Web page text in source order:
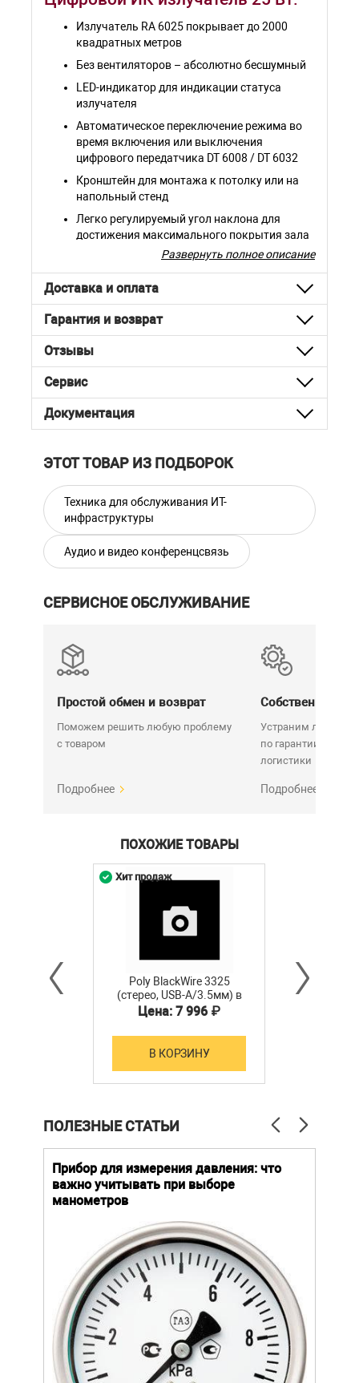
Излучатель RA 6025 покрывает до 2000
квадратных метров
Без вентиляторов – абсолютно бесшумный
LED-индикатор для индикации статуса
излучателя
Автоматическое переключение режима во
время включения или выключения
цифрового передатчика DT 6008 / DT 6032
Кронштейн для монтажа к потолку или на
напольный стенд
Легко регулируемый угол наклона для
достижения максимального покрытия зала
Развернуть полное описание
Доставка и оплата
Гарантия и возврат
Отзывы
Сервис
Документация
ЭТОТ ТОВАР ИЗ ПОДБОРОК
Техника для обслуживания ИТ-
инфраструктуры
Аудио и видео конференцсвязь
СЕРВИСНОЕ ОБСЛУЖИВАНИЕ
Простой обмен и возврат
Поможем решить любую проблему
с товаром
Подробнее
Собственный
Устраним любую
по гарантии. Срок
логистики
Подробнее
ПОХОЖИЕ ТОВАРЫ
Poly BlackWire 3325
(стерео, USB-A/3.5мм) в
комплекте с кейсом и
салфетками
Цена: 7 996 ₽
В КОРЗИНУ
Хит продаж
ПОЛЕЗНЫЕ СТАТЬИ
Прибор для измерения давления: что
важно учитывать при выборе
манометров